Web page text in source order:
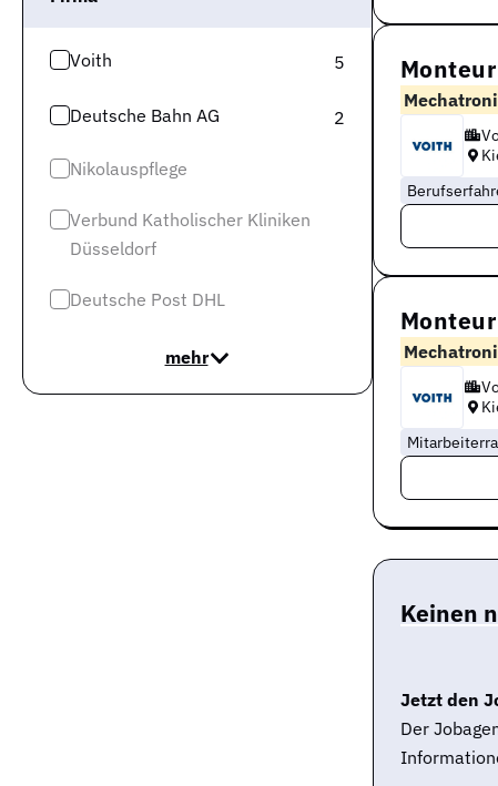
Voith 5
Deutsche Bahn AG 2
Nikolauspflege
Verbund Katholischer Kliniken
Düsseldorf
Deutsche Post DHL
mehr
Keinen
Jetzt den
Der